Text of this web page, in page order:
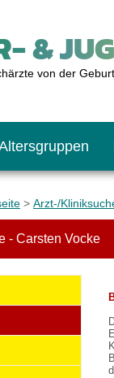
&
von der
> Arzt-/
- Carsten Vocke